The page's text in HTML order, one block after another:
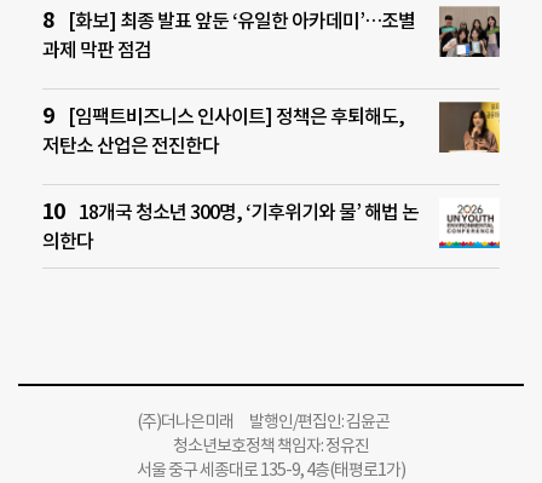
[화보] 최종 발표 앞둔 ‘유일한 아카데미’…조별
과제 막판 점검
[임팩트비즈니스 인사이트] 정책은 후퇴해도,
저탄소 산업은 전진한다
18개국 청소년 300명, ‘기후위기와 물’ 해법 논
의한다
(주)더나은미래 발행인/편집인: 김윤곤
청소년보호정책 책임자: 정유진
서울 중구 세종대로 135-9, 4층(태평로1가)